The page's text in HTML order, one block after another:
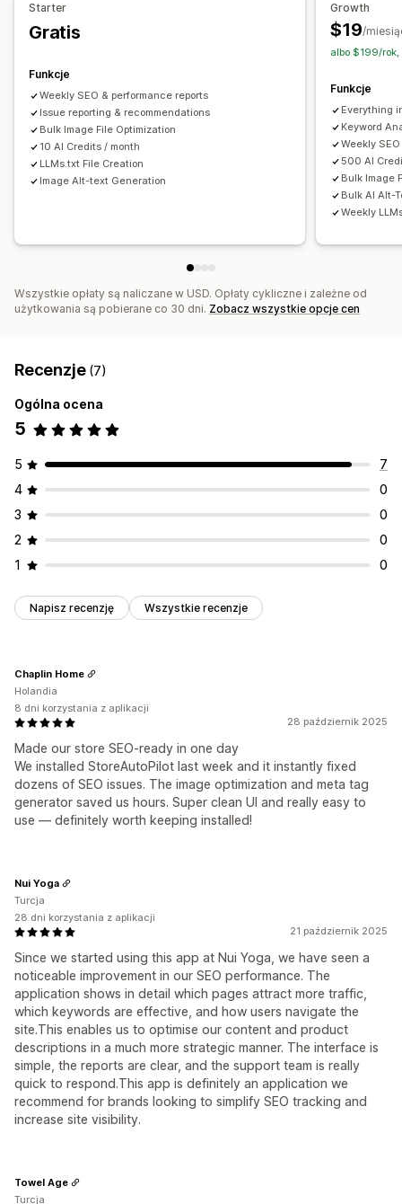
Edycja zbiorcza
Generowanie treści przy pomocy AI
SEO lokalne
Monitorowanie wydajności
Wynik SEO Audyty Raportowanie
Informacje i wskazówki
Analizy konkurencji Analizy słów kluczowych
Analizy linków
Analizy zawartości
Śledzenie pozycji
Ruch na stronie internetowej
Edycja obrazów
Wielojęzyczne
Import i eksport Automatyczne aktualizacje
Pozycjonowanie stron
Pozycjonowanie postów na blogu
Pozycjonowanie kolekcji
Automatyczna optymalizacja
Starter
Gratis
Funkcje
Weekly SEO & performance reports
Issue reporting & recommendations
Bulk Image File Optimization
10 AI Credits / month
LLMs.txt File Creation
Image Alt-text Generation
Growth
$19/
albo $199/rok,
Funkcje
Everything
Keyword
Weekly
500 AI
Bulk Image
Bulk AI Alt-
Weekly
Wszystkie opłaty są naliczane w USD. Opłaty cykliczne i zależne od
użytkowania są pobierane co 30 dni. Zobacz wszystkie opcje cen
Recenzje (7)
Ogólna ocena
5
5
7
4
0
3
0
2
0
1
0
Napisz recenzję Wszystkie recenzje
28 październik 2025
Made our store SEO-ready in one day
We installed StoreAutoPilot last week and it instantly fixed
dozens of SEO issues. The image optimization and meta tag
generator saved us hours. Super clean UI and really easy to
use — definitely worth keeping installed!
Chaplin Home
Holandia
8 dni korzystania z aplikacji
21 październik 2025
Since we started using this app at Nui Yoga, we have seen a
noticeable improvement in our SEO performance. The
application shows in detail which pages attract more traffic,
which keywords are effective, and how users navigate the
site.This enables us to optimise our content and product
descriptions in a much more strategic manner. The interface is
simple, the reports are clear, and the support team is really
quick to respond.This app is definitely an application we
recommend for brands looking to simplify SEO tracking and
increase site visibility.
Nui Yoga
Turcja
28 dni korzystania z aplikacji
Towel Age
Turcja